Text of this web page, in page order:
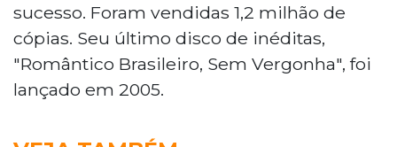
sucesso. Foram vendidas 1,2 milhão de
cópias. Seu último disco de inéditas,
"Romântico Brasileiro, Sem Vergonha", foi
lançado em 2005.